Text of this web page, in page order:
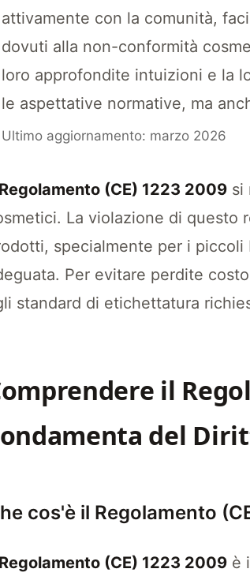
attivamente con la comunità,
dovuti alla non-conformità
loro approfondite intuizioni e la
le aspettative normative, ma
Ultimo aggiornamento: marzo 2026
(CE) 1223 2009
(CE) 1223 2009 si
La violazione di questo
specialmente per i
Per evitare perdite
standard di etichettatura
il
del
cos'è il Regolamento
(CE) 1223 2009 è